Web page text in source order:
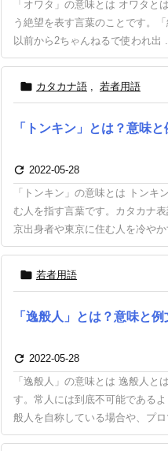
「オワタ」の意味とは オワタと
う絶望を表す言葉のことです。
以前から2ちゃんねるで使われ出
 カタカナ語 , 若者用語
「トンキン」とは？意味
 2022-05-28
「トンキン」の意味とは トンキ
む人を指す言葉です。カタカナ
京出身者や東京に住む人を冷や
 若者用語
「逸般人」とは？意味と
 2022-05-28
「逸般人」の意味とは 逸般人と
す。常人には到底不可能である
般人を自称している場合や、プ